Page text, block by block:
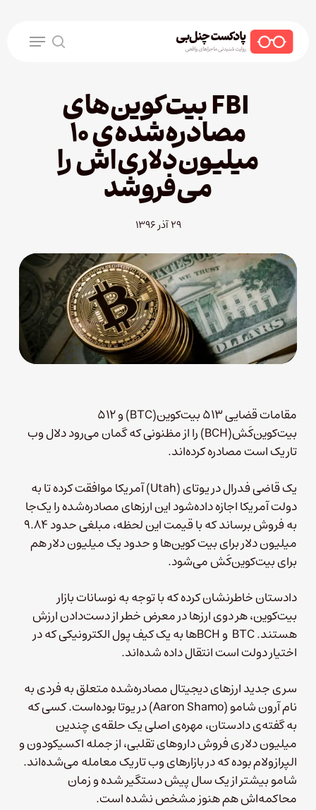
search
Menu
FBI بیت‌کوین‌های
مصادره‌شده‌‌ی ۱۰
میلیون‌دلاری‌اش را
می‌فروشد
۲۹ آذر ۱۳۹۶
مقامات قضایی ۵۱۳ بیت‌کوین(BTC) و ۵۱۲
بیت‌کوین‌کَش(BCH) را از مظنونی که گمان می‌رود دلال وب
تاریک است مصادره کرده‌اند.
یک قاضی فدرال در یوتای (Utah) آمریکا موافقت کرده تا به
دولت آمریکا اجازه داده‌شود این ارزهای مصادره‌شده‌ را یک‌جا
به فروش برساند که با قیمت این لحظه، مبلغی حدود ۹.۸۴
میلیون دلار برای بیت کوین‌ها و حدود یک میلیون دلار هم
برای بیت‌کوین‌کَش می‌شود.
دادستان خاطرنشان کرده که با توجه به نوسانات بازار
بیت‌کوین، هر دوی ارزها در معرض خطر از دست‌‌دادن ارزش
هستند. BTC و BCHها به یک کیف پول الکترونیکی که در
اختیار دولت است انتقال داده‌ شده‌اند.
سری جدید ارزهای دیجیتال مصادره‌شده متعلق به فردی به
نام آرون شامو (Aaron Shamo) در یوتا بوده‌است. کسی که
به‌ گفته‌ی دادستان، مهره‌ی اصلی یک حلقه‌ی چندین
میلیون دلاری فروش داروهای تقلبی، از جمله اکسیکودون و
الپرازولام بوده که در بازارهای وب تاریک معامله می‌شده‌اند.
شامو بیشتر از یک سال پیش دستگیر شده و زمان
محاکمه‌اش هم هنوز مشخص نشده‌ است.